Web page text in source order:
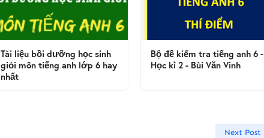
Tài liệu bồi dưỡng học sinh
giỏi môn tiếng anh lớp 6 hay
nhất
Bộ đề kiểm tra tiếng anh 6 -
Học kì 2 - Bùi Văn Vinh
Next Post